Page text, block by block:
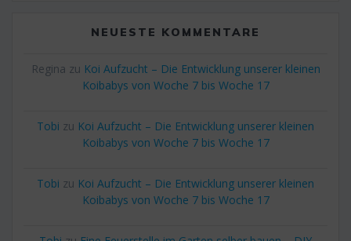
NEUESTE KOMMENTARE
Regina zu Koi Aufzucht – Die Entwicklung unserer kleinen
Koibabys von Woche 7 bis Woche 17
Tobi zu Koi Aufzucht – Die Entwicklung unserer kleinen
Koibabys von Woche 7 bis Woche 17
Tobi zu Koi Aufzucht – Die Entwicklung unserer kleinen
Koibabys von Woche 7 bis Woche 17